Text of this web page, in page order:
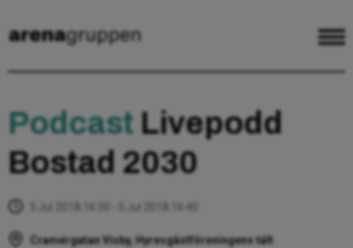
Podcast Livepodd
Bostad 2030
Cramérgatan Visby, Hyresgästföreningens tält